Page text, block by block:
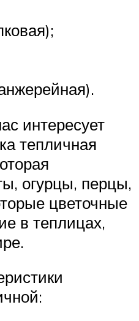
интересует
тепличная
огурцы, перцы,
цветочные
в теплицах,